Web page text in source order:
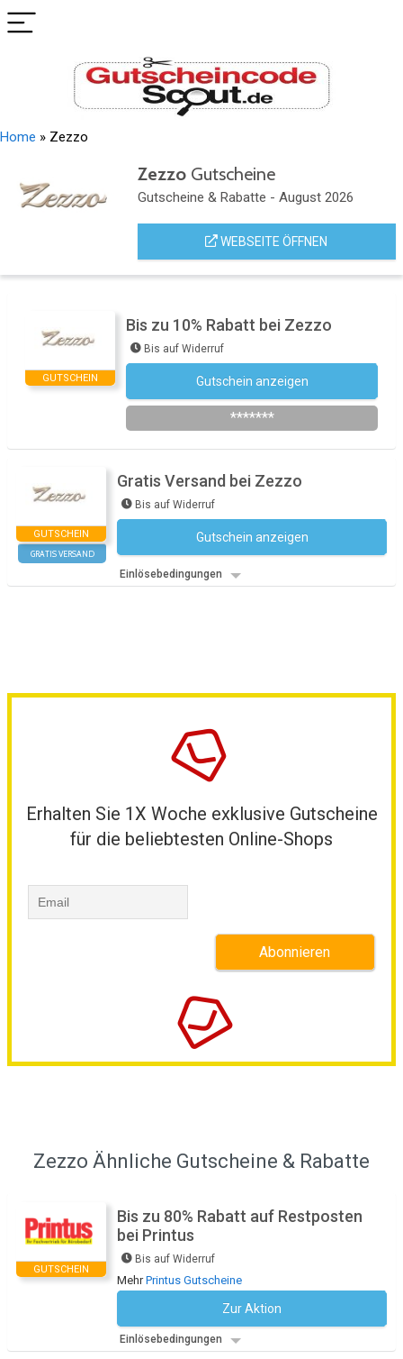
Home » Zezzo
ZezzoGutscheine
Gutscheine & Rabatte - August 2026
WEBSEITE ÖFFNEN
GUTSCHEIN
Bis zu 10% Rabatt bei Zezzo
Bis auf Widerruf
Gutschein anzeigen
*******
GUTSCHEIN
GRATIS VERSAND
Gratis Versand bei Zezzo
Bis auf Widerruf
Gutschein anzeigen
Einlösebedingungen
Erhalten Sie 1X Woche exklusive Gutscheine
für die beliebtesten Online-Shops
Zezzo Ähnliche Gutscheine & Rabatte
GUTSCHEIN
Bis zu 80% Rabatt auf Restposten
bei Printus
Bis auf Widerruf
MehrPrintus Gutscheine
Zur Aktion
Einlösebedingungen